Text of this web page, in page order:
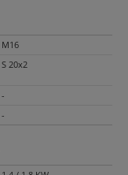
M16
S 20x2
-
-